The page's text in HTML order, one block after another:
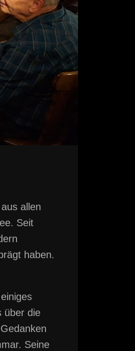
allen
Seit
haben.
über die
Seine